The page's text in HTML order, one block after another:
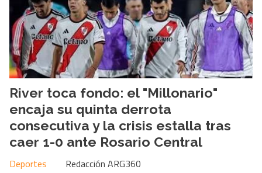
River toca fondo: el "Millonario"
encaja su quinta derrota
consecutiva y la crisis estalla tras
caer 1-0 ante Rosario Central
Redacción ARG360
Deportes